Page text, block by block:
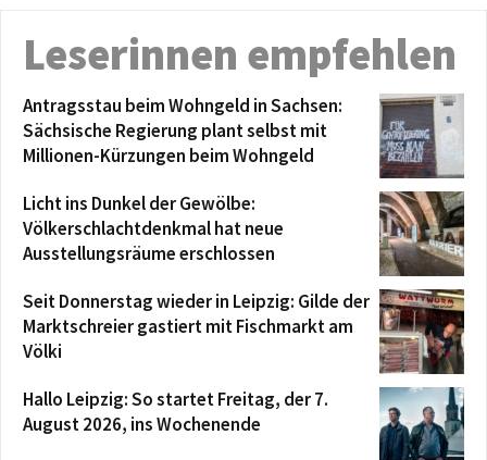
Leserinnen empfehlen
Antragsstau beim Wohngeld in Sachsen:
Sächsische Regierung plant selbst mit
Millionen-Kürzungen beim Wohngeld
Licht ins Dunkel der Gewölbe:
Völkerschlachtdenkmal hat neue
Ausstellungsräume erschlossen
Seit Donnerstag wieder in Leipzig: Gilde der
Marktschreier gastiert mit Fischmarkt am
Völki
Hallo Leipzig: So startet Freitag, der 7.
August 2026, ins Wochenende